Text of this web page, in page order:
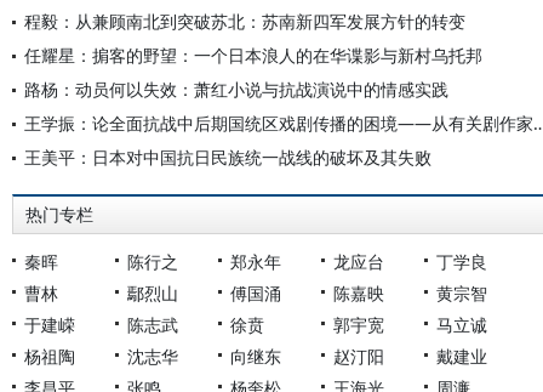
程毅：从兼顾南北到突破苏北：苏南新四军发展方针的转变
任耀星：掮客的野望：一个日本浪人的在华谍影与新村乌托邦
路杨：动员何以失效：萧红小说与抗战演说中的情感实践
王学振：论全面抗战中后期国统区戏
王美平：日本对中国抗日民族统一战线的破坏及其失败
热门专栏
秦晖 陈行之 郑永年 龙应台
丁学良
曹林
鄢烈山 傅国涌 陈嘉映
黄宗智
于建嵘
陈志武 徐贲 郭宇宽
马立诚
杨祖陶
沈志华 向继东 赵汀阳
戴建业